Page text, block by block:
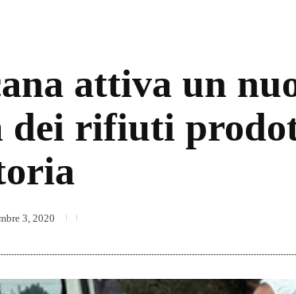
attiva un
dei rifiuti
3, 2020